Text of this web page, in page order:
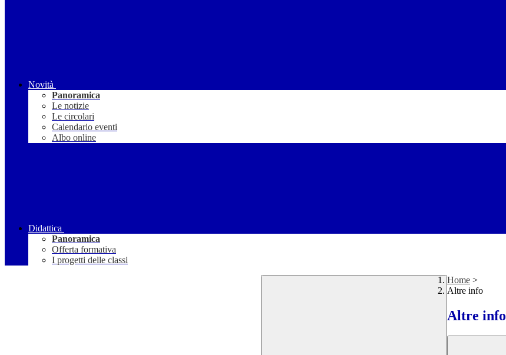
Novità
Panoramica
Le notizie
Le circolari
Calendario eventi
Albo online
Didattica
Panoramica
Offerta formativa
I progetti delle classi
Home >
Altre info
Altre info